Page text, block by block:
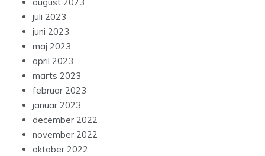
juli 2023
juni 2023
maj 2023
april 2023
marts 2023
februar 2023
januar 2023
december 2022
november 2022
oktober 2022